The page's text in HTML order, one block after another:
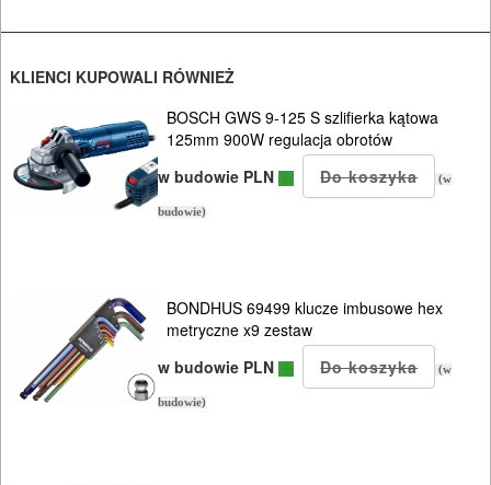
RĘCZNE
NARZĘDZIA
HYDRAULICZNE
NARZĘDZIA
INSTALACYJNE,
KLIENCI KUPOWALI RÓWNIEŻ
BOSCH GWS 9-125 S szlifierka kątowa
125mm 900W regulacja obrotów
w budowie PLN
(w
budowie)
BONDHUS 69499 klucze imbusowe hex
metryczne x9 zestaw
w budowie PLN
(w
budowie)